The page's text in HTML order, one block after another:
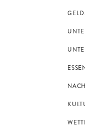
Wenn Sie